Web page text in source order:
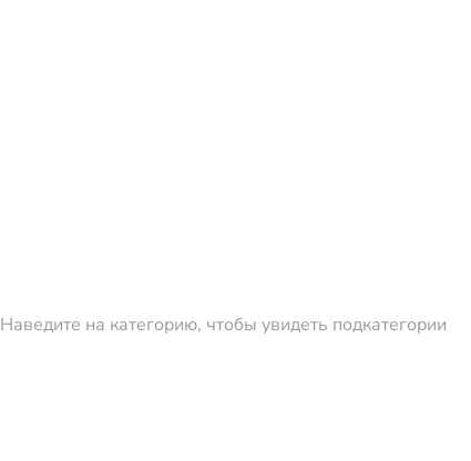
Наведите на категорию, чтобы увидеть подкатегории